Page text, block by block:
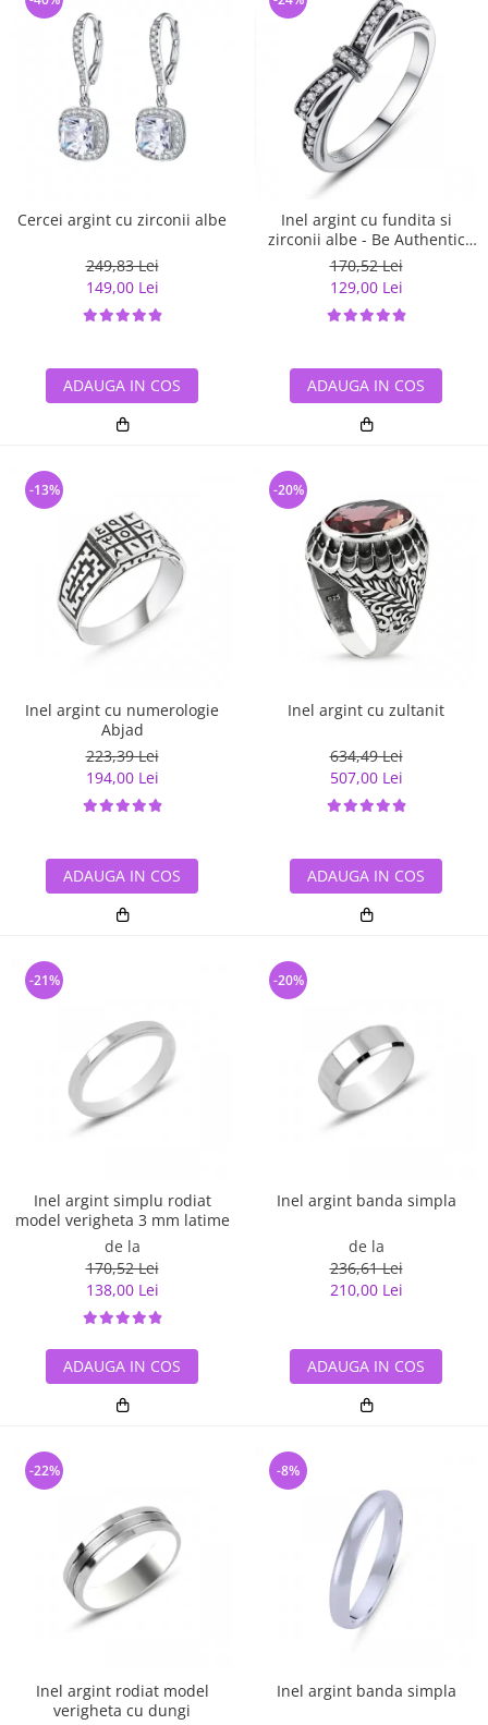
Cercei argint cu zirconii albe
249,83 Lei
149,00 Lei
ADAUGA IN COS
Inel argint cu fundita si
zirconii albe - Be Authentic
IST0007
170,52 Lei
129,00 Lei
ADAUGA IN COS
Inel argint cu numerologie
Abjad
223,39 Lei
194,00 Lei
-13%
ADAUGA IN COS
Inel argint cu zultanit
634,49 Lei
507,00 Lei
-20%
ADAUGA IN COS
Inel argint simplu rodiat
model verigheta 3 mm latime
de la
170,52 Lei
138,00 Lei
-21%
ADAUGA IN COS
Inel argint banda simpla
de la
236,61 Lei
210,00 Lei
-20%
ADAUGA IN COS
Inel argint rodiat model
verigheta cu dungi
-22%
Inel argint banda simpla
-8%